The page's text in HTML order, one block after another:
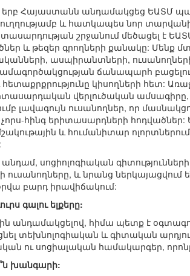
Հայաստանն անդամակցեց ԵԱՏՄ
ուղղությամբ և հատկապես նոր
շրջանում մեծացել է
և թեզեր գրողների քանակը: Մենք
ասպիրանտների, ուսանողների
ճանապարհ
կիսողների հետ:
վերլուծական
ուսանողներ, որ
հինգ երիտասարդների
և հումանիտար
սոցիոլոգիական
ուսանողները, և նրանց
բարդ իրավիճակում:
գալու ելքերը:
ին անդամակցելով, հիմա պետք է
տեխնոլոգիական և գիտական
ու սոցիալական համակարգեր,
խանգարի: